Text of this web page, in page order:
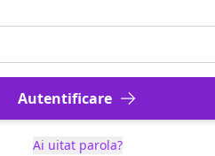
Autentificare
Ai uitat parola?